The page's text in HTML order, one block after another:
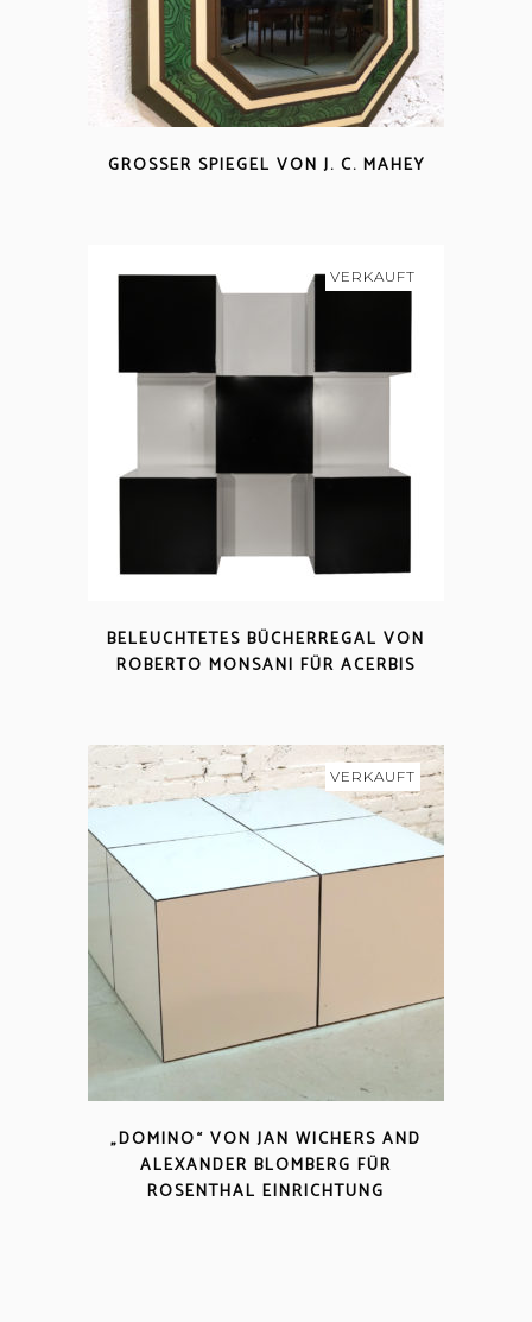
GROSSER SPIEGEL VON J. C. MAHEY
VERKAUFT
BELEUCHTETES BÜCHERREGAL VON
ROBERTO MONSANI FÜR ACERBIS
VERKAUFT
„DOMINO“ VON JAN WICHERS AND
ALEXANDER BLOMBERG FÜR
ROSENTHAL EINRICHTUNG